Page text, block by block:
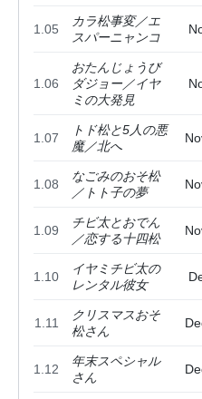
1.05
カラ松事変／エ
スパーニャンコ
1.06
おたんじょうび
ダジョー／イヤ
ミの大発見
1.07
トド松と5人の悪
魔／北へ
1.08
なごみのおそ松
／トト子の夢
1.09
チビ太とおでん
／恋する十四松
1.10
イヤミチビ太の
レンタル彼女
1.11
クリスマスおそ
松さん
1.12
年末スペシャル
さん